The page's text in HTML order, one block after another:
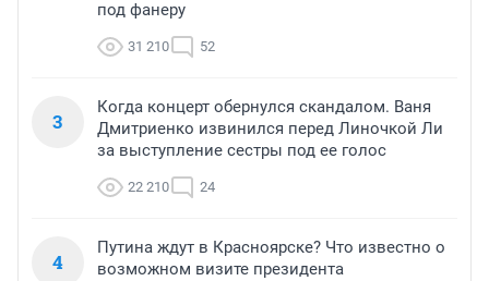
под фанеру
31 210 52
3
Когда концерт обернулся скандалом. Ваня
Дмитриенко извинился перед Линочкой Ли
за выступление сестры под ее голос
22 210 24
4
Путина ждут в Красноярске? Что известно о
возможном визите президента